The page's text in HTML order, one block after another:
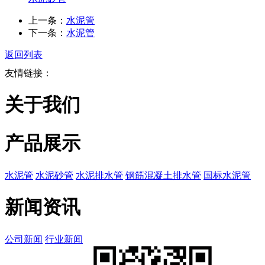
上一条： 水泥管
下一条： 水泥管
返回列表
友情链接：
关于我们
产品展示
水泥管 水泥砂管 水泥排水管 钢筋混凝土排水管 国标水泥管
新闻资讯
公司新闻 行业新闻